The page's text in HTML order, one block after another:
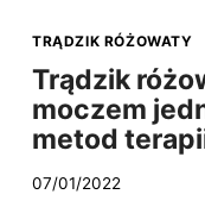
TRĄDZIK RÓŻOWATY
Trądzik
moczem
metod
07/01/2022